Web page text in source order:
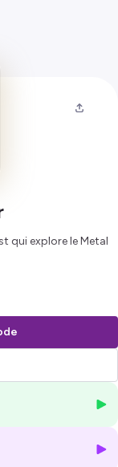
qui explore le Metal